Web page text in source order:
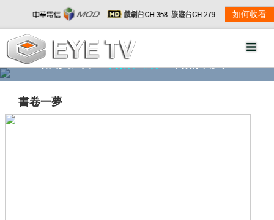
如何收看
精彩影音 劇情大綱
書卷一夢